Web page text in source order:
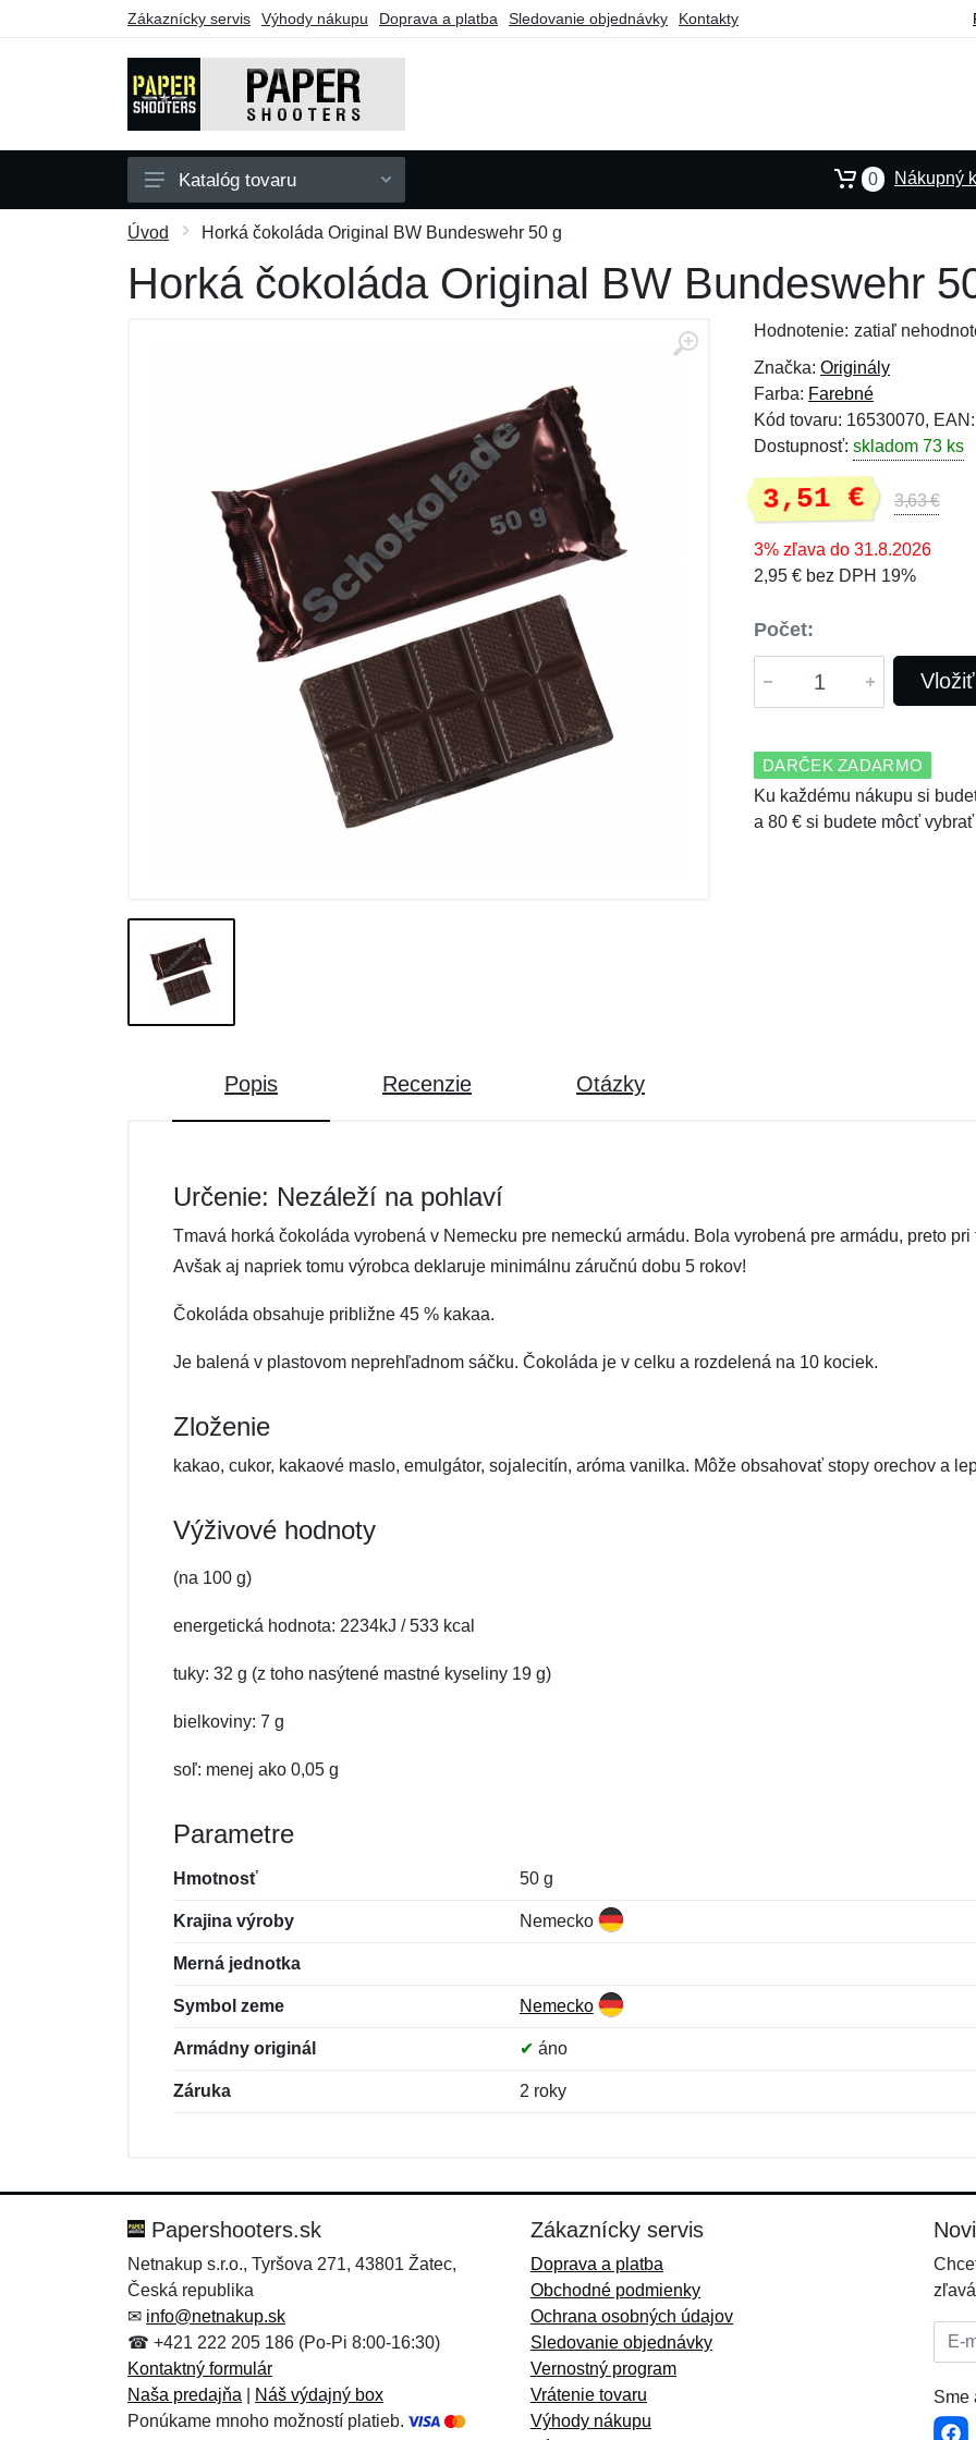
Zákaznícky servis Výhody nákupu Doprava a platba Sledovanie objednávky Kontakty
Zbrane
Doplnky
Katalóg tovaru 0 Nákupný
Úvod Horká čokoláda Original BW Bundeswehr 50 g
Horká čokoláda Original BW Bundeswehr
Hodnotenie: zatiaľ
Značka: Originály
Farba: Farebné
Kód tovaru: 16530070,
Dostupnosť: skladom 73 ks
3,51 € 3,63 €
3% zľava do 31.8.2026
2,95 € bez DPH 19%
Počet:
DARČEK ZADARMO
Ku každému nákupu si
a 80 € si budete môcť
Popis Recenzie Otázky
Určenie: Nezáleží na pohlaví
Tmavá horká čokoláda vyrobená v Nemecku pre nemeckú armádu. Bola vyrobená pre armádu, preto
Avšak aj napriek tomu výrobca deklaruje minimálnu záručnú dobu 5 rokov!
Čokoláda obsahuje približne 45 % kakaa.
Je balená v plastovom neprehľadnom sáčku. Čokoláda je v celku a rozdelená na 10 kociek.
Zloženie
kakao, cukor, kakaové maslo, emulgátor, sojalecitín, aróma vanilka. Môže obsahovať stopy orechov a
Výživové hodnoty
(na 100 g)
energetická hodnota: 2234kJ / 533 kcal
tuky: 32 g (z toho nasýtené mastné kyseliny 19 g)
bielkoviny: 7 g
soľ: menej ako 0,05 g
Parametre
Hmotnosť 50 g
Krajina výroby Nemecko
Merná jednotka
Symbol zeme Nemecko
Armádny originál ✔ áno
Záruka 2 roky
Správa*
Správa*
Papershooters.sk
Netnakup s.r.o., Tyršova 271, 43801 Žatec,
Česká republika
✉ info@netnakup.sk
☎ +421 222 205 186 (Po-Pi 8:00-16:30)
Kontaktný formulár
Naša predajňa
Náš výdajný box
Ponúkame mnoho možností platieb.
Zákaznícky servis
Doprava a platba
Obchodné podmienky
Ochrana osobných údajov
Sledovanie objednávky
Vernostný program
Vrátenie tovaru
Výhody nákupu
E-
Sme